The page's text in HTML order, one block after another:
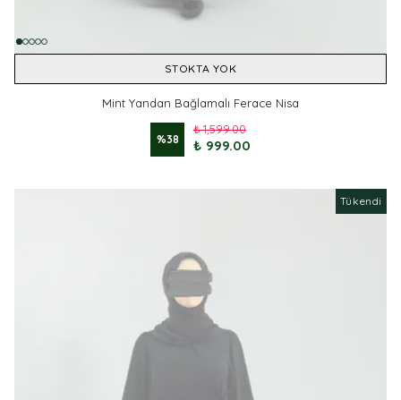
STOKTA YOK
Mint Yandan Bağlamalı Ferace Nisa
%38
₺ 1,599.00
₺ 999.00
Tükendi